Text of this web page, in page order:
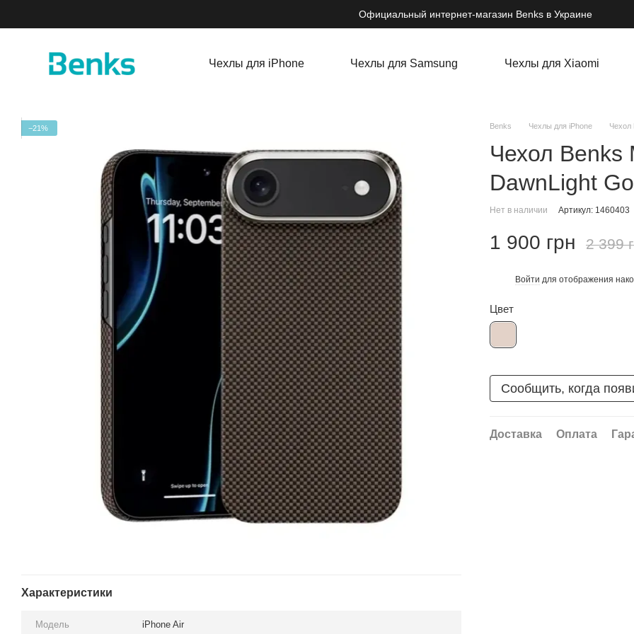
Официальный интернет-магазин Benks в Украине
Чехлы для iPhone Чехлы для Samsung Чехлы для Xiaomi
−21%
Характеристики
Модель iPhone Air
Benks Чехлы для iPhone Чехол
Чехол Benks
DawnLight
Нет в наличии Артикул: 1460403
1 900 грн 2 399
Войти для отображения
Цвет
Сообщить, когда
Доставка Оплата